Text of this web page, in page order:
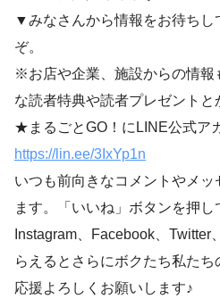
▼みなさんから情報をお待ちし
ぞ。
※お店や企業、施設からの情報
な読者特典や読者プレゼントと
★まるごとGO！にLINE公式ア
https://lin.ee/3IxYp1n
いつも前向きなコメントやメ
ます。「いいね」ボタンを押し
Instagram、Facebook、Twitter
らえるとさらにボクたち私た
応援よろしくお願いします♪